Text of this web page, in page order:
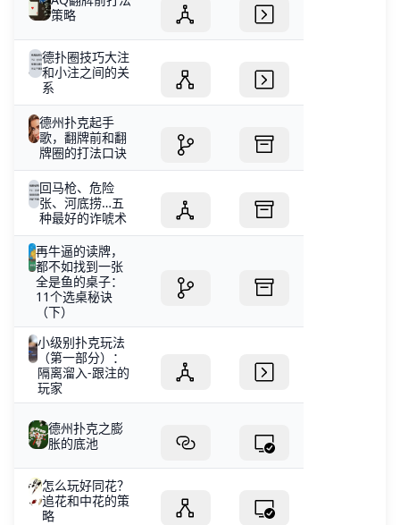
策略
德扑圈技巧大注
和小注之间的关
系
德州扑克起手
歌，翻牌前和翻
牌圈的打法口诀
回马枪、危险
张、河底捞…五
种最好的诈唬术
再牛逼的读牌，
都不如找到一张
全是鱼的桌子：
11个选桌秘诀
（下）
小级别扑克玩法
（第一部分）：
隔离溜入-跟注的
玩家
德州扑克之膨
胀的底池
怎么玩好同花？
追花和中花的策
略